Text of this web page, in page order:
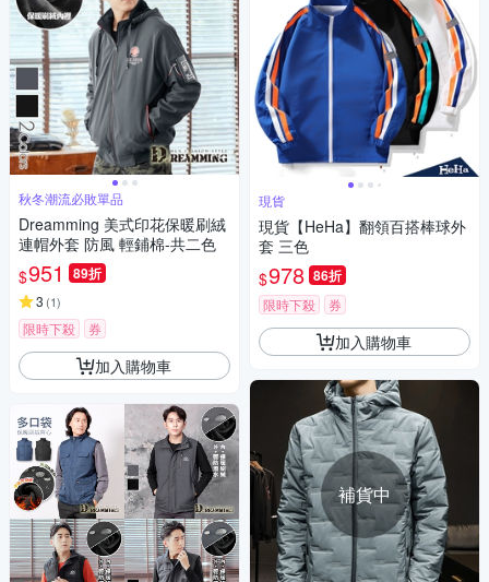
秋冬潮流必敗單品
Dreamming 美式印花保暖刷絨
連帽外套 防風 輕鋪棉-共二色
$951 89折
3 (1)
限時下殺 券
加入購物車
現貨
現貨【HeHa】翻領百搭棒球外
套 三色
$978 86折
限時下殺 券
加入購物車
補貨中